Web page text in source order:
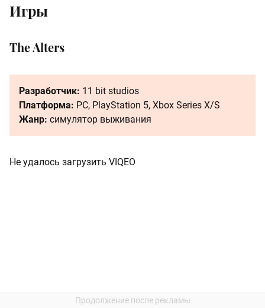
Игры
The Alters
Разработчик: 11 bit studios
Платформа: PC, PlayStation 5, Xbox Series X/S
Жанр: симулятор выживания
Не удалось загрузить VIQEO